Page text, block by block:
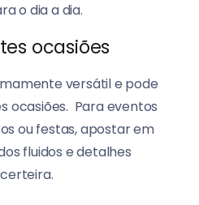
o dia a dia.
ocasiões
versátil e pode
ocasiões. Para eventos
ou festas, apostar em
fluidos e detalhes